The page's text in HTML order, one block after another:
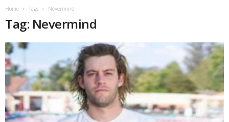
Home Tags Nevermind
Tag: Nevermind